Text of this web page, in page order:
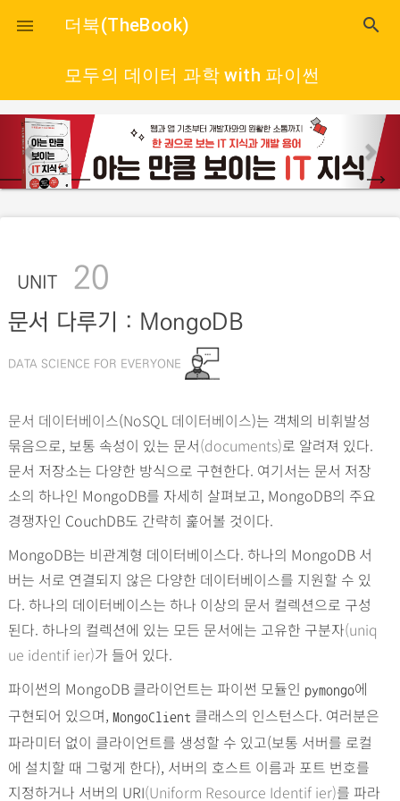
close
 더북(TheBook) search
모두의 데이터 과학 with 파이썬
p
r
e
u
e
x
UNIT 20
문서 다루기 : MongoDB
DATA SCIENCE FOR EVERYONE
문서 데이터베이스(NoSQL 데이터베이스)는 객체의 비휘발성
묶음으로, 보통 속성이 있는 문서(documents)로 알려져 있다.
문서 저장소는 다양한 방식으로 구현한다. 여기서는 문서 저장
소의 하나인 MongoDB를 자세히 살펴보고, MongoDB의 주요
경쟁자인 CouchDB도 간략히 훑어볼 것이다.
MongoDB는 비관계형 데이터베이스다. 하나의 MongoDB 서
버는 서로 연결되지 않은 다양한 데이터베이스를 지원할 수 있
다. 하나의 데이터베이스는 하나 이상의 문서 컬렉션으로 구성
된다. 하나의 컬렉션에 있는 모든 문서에는 고유한 구분자(uniq
ue identif ier)가 들어 있다.
파이썬의 MongoDB 클라이언트는 파이썬 모듈인 pymongo에
구현되어 있으며, MongoClient 클래스의 인스턴스다. 여러분은
파라미터 없이 클라이언트를 생성할 수 있고(보통 서버를 로컬
에 설치할 때 그렇게 한다), 서버의 호스트 이름과 포트 번호를
지정하거나 서버의 URI(Uniform Resource Identif ier)를 파라